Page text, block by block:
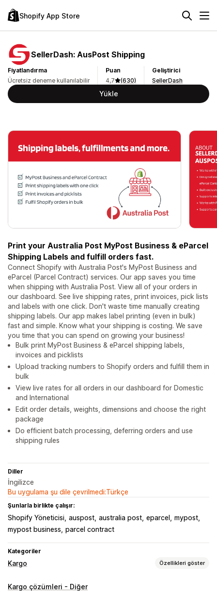
Shopify App Store
SellerDash: AusPost Shipping
Fiyatlandırma
Ücretsiz deneme kullanılabilir
Puan
4,7
(630)
Geliştirici
SellerDash
Yükle
Print your Australia Post MyPost Business & eParcel
Shipping Labels and fulfill orders fast.
Connect Shopify with Australia Post's MyPost Business and
eParcel (Parcel Contract) services. Our app saves you time
when shipping with Australia Post. View all of your orders in
our dashboard. See live shipping rates, print invoices, pick lists
and labels with one click. Don't waste time manually creating
shipping labels. Our app makes label printing (even in bulk)
fast and simple. Know what your shipping is costing. We save
you time that you can spend on growing your business!
Bulk print MyPost Business & eParcel shipping labels,
invoices and picklists
Upload tracking numbers to Shopify orders and fulfill them in
bulk
View live rates for all orders in our dashboard for Domestic
and International
Edit order details, weights, dimensions and choose the right
package
Do efficient batch processing, deferring orders and use
shipping rules
Diller
İngilizce
Bu uygulama şu dile çevrilmedi:Türkçe
Şunlarla birlikte çalışır:
Shopify Yöneticisi auspost australia post eparcel
mypost
mypost business parcel contract
Kategoriler
Kargo Özellikleri göster
Etiketler ve ambalaj
Kargo çözümleri - Diğer